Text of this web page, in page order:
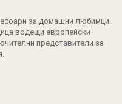
за домашни любимци.
водещи европейски
представители за